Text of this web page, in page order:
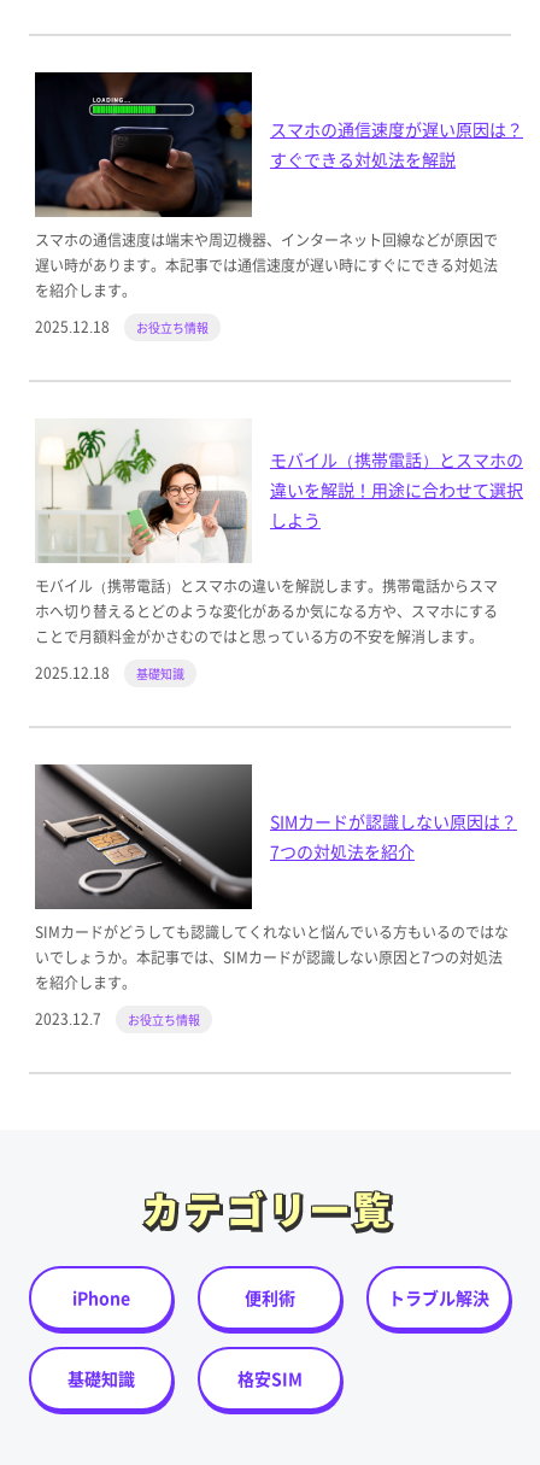
スマホの通信速度が遅い原因は？
すぐできる対処法を解説
スマホの通信速度は端末や周辺機器、インターネット回線などが原因で
遅い時があります。本記事では通信速度が遅い時にすぐにできる対処法
を紹介します。
2025.12.18
お役立ち情報
モバイル（携帯電話）とスマホの
違いを解説！用途に合わせて選択
しよう
モバイル（携帯電話）とスマホの違いを解説します。携帯電話からスマ
ホへ切り替えるとどのような変化があるか気になる方や、スマホにする
ことで月額料金がかさむのではと思っている方の不安を解消します。
2025.12.18
基礎知識
SIMカードが認識しない原因は？
7つの対処法を紹介
SIMカードがどうしても認識してくれないと悩んでいる方もいるのではな
いでしょうか。本記事では、SIMカードが認識しない原因と7つの対処法
を紹介します。
2023.12.7
お役立ち情報
カテゴリ一覧
カテゴリ一覧
iPhone 便利術 トラブル解決
基礎知識 格安SIM